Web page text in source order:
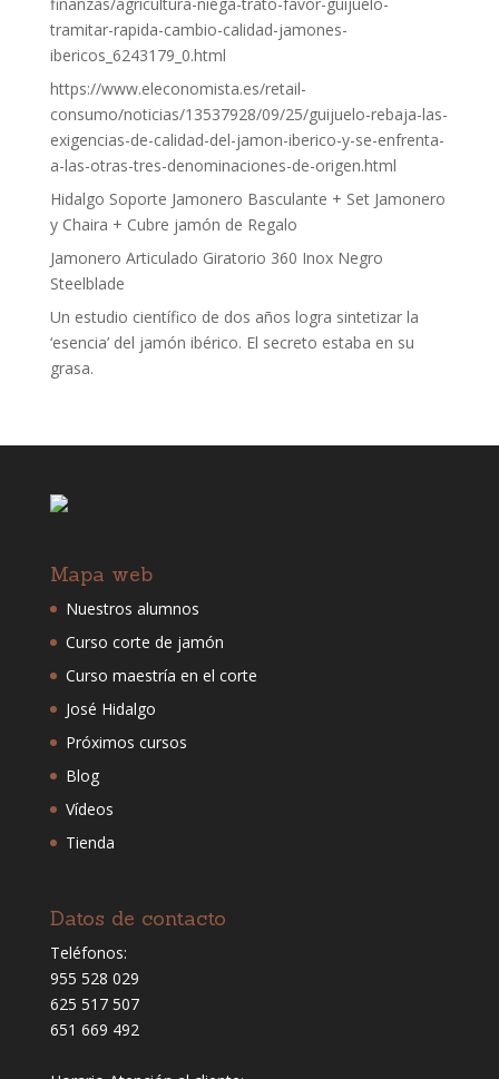
tramitar-rapida-cambio-calidad-jamones-
ibericos_6243179_0.html
https://www.eleconomista.es/retail-
consumo/noticias/13537928/09/25/guijuelo-rebaja-las-
exigencias-de-calidad-del-jamon-iberico-y-se-enfrenta-
a-las-otras-tres-denominaciones-de-origen.html
Hidalgo Soporte Jamonero Basculante + Set Jamonero
y Chaira + Cubre jamón de Regalo
Jamonero Articulado Giratorio 360 Inox Negro
Steelblade
Un estudio científico de dos años logra sintetizar la
‘esencia’ del jamón ibérico. El secreto estaba en su
grasa.
Mapa web
Nuestros alumnos
Curso corte de jamón
Curso maestría en el corte
José Hidalgo
Próximos cursos
Blog
Vídeos
Tienda
Datos de contacto
Teléfonos:
955 528 029
625 517 507
651 669 492